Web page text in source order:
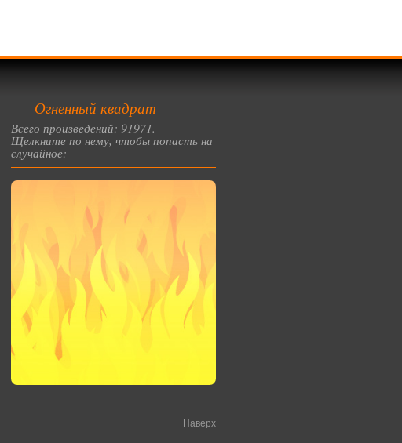
Огненный квадрат
Всего произведений: 91971.
Щелкните по нему, чтобы попасть на
случайное:
Наверх